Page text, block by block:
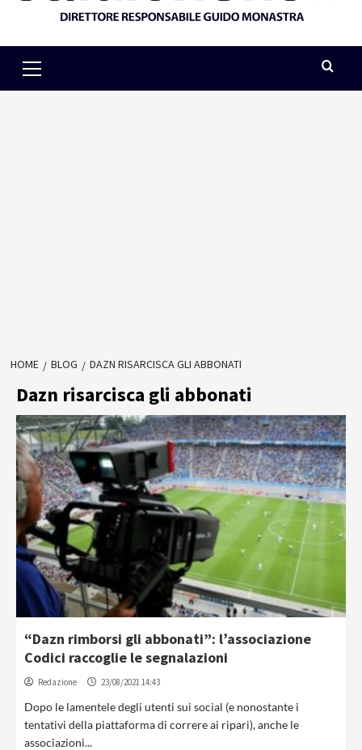
Menu
HOME BLOG DAZN RISARCISCA GLI ABBONATI
Dazn risarcisca gli abbonati
“Dazn rimborsi gli abbonati”: l’associazione
Codici raccoglie le segnalazioni
Redazione 23/08/2021 14:43
Dopo le lamentele degli utenti sui social (e nonostante i
tentativi della piattaforma di correre ai ripari), anche le
associazioni...